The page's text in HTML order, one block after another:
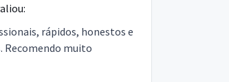
rápidos, honestos e
Recomendo muito